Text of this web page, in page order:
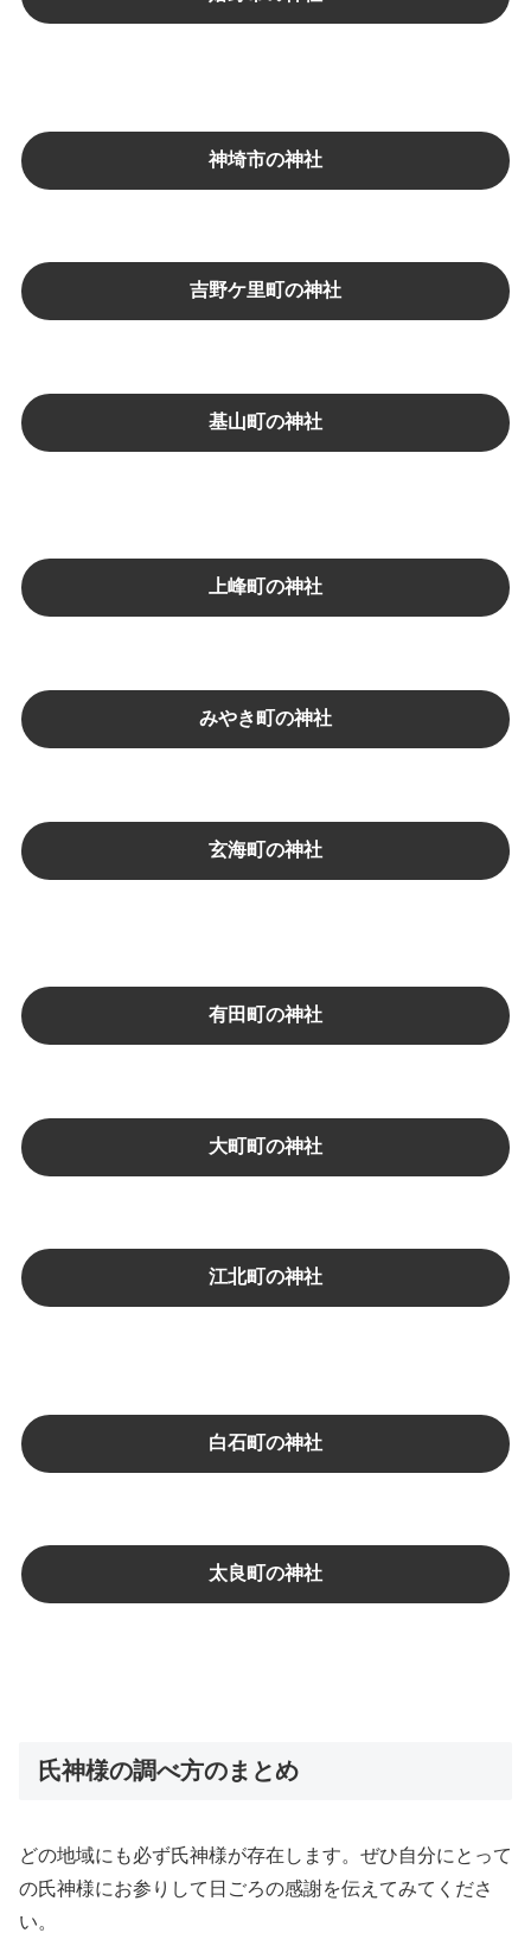
神埼市の神社
吉野ケ里町の神社
基山町の神社
上峰町の神社
みやき町の神社
玄海町の神社
有田町の神社
大町町の神社
江北町の神社
白石町の神社
太良町の神社
氏神様の調べ方のまとめ
どの地域にも必ず氏神様が存在します。ぜひ自分にとって
の氏神様にお参りして日ごろの感謝を伝えてみてくださ
い。